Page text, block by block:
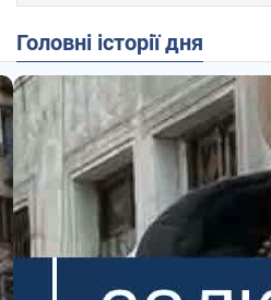
Головні історії дня